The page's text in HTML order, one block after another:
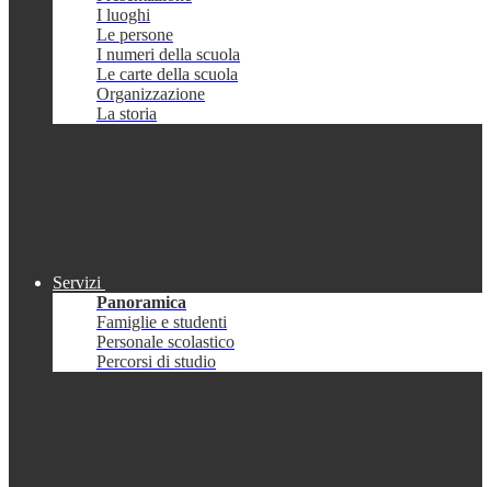
I luoghi
Le persone
I numeri della scuola
Le carte della scuola
Organizzazione
La storia
Servizi
Panoramica
Famiglie e studenti
Personale scolastico
Percorsi di studio